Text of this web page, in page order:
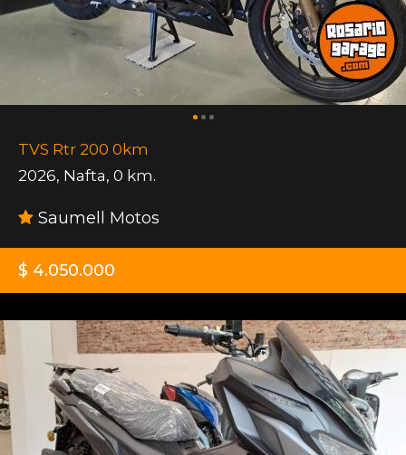
TVS Rtr 200 0km
2026, Nafta, 0 km.
Saumell Motos
$ 4.050.000